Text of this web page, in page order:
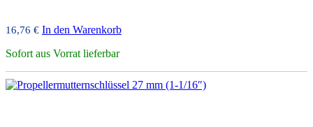
16,76 € In den Warenkorb
Sofort aus Vorrat lieferbar